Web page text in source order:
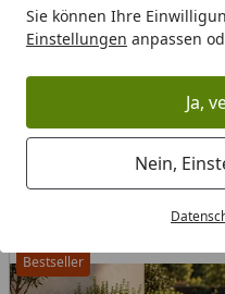
Sie können Ihre
Einstellungen anpassen
Ja,
Nein,
Ihre
Filter / Sortierung
5
Bestseller